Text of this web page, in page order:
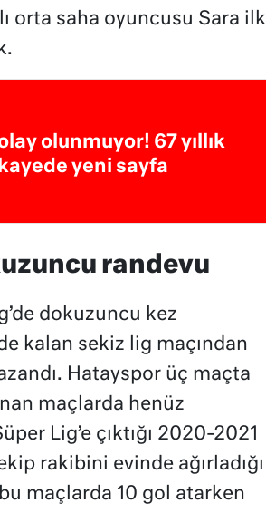
orta saha oyuncusu Sara ilk
olunmuyor! 67 yıllık
yeni sayfa
randevu
dokuzuncu kez
kalan sekiz lig maçından
Hatayspor üç maçta
maçlarda henüz
Lig’e çıktığı 2020-2021
rakibini evinde ağırladığı
maçlarda 10 gol atarken